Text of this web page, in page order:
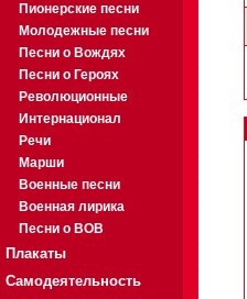
Пионерские песни
Молодежные песни
Песни о Вождях
Песни о Героях
Революционные
Интернационал
Речи
Марши
Военные песни
Военная лирика
Песни о ВОВ
Плакаты
Самодеятельность